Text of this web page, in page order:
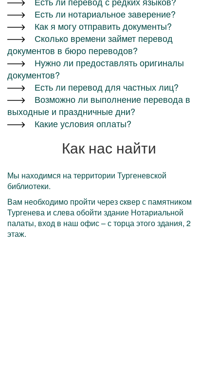
Есть ли нотариальное заверение?
Как я могу отправить документы?
Сколько времени займет перевод
документов в бюро переводов?
Нужно ли предоставлять оригиналы
документов?
Есть ли перевод для частных лиц?
Возможно ли выполнение перевода в
выходные и праздничные дни?
Какие условия оплаты?
Как нас найти
Мы находимся на территории Тургеневской
библиотеки.
Вам необходимо пройти через cквер с памятником
Тургенева и слева обойти здание Нотариальной
палаты, вход в наш офис – с торца этого здания, 2
этаж.